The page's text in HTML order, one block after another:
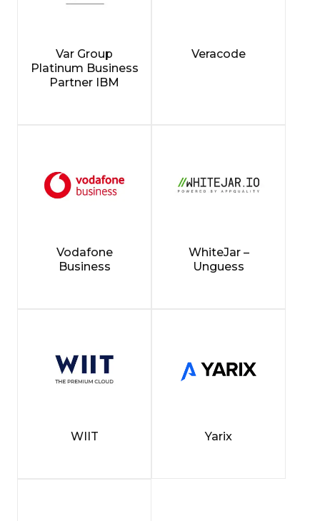
Var Group
Platinum Business
Partner IBM
Veracode
Vodafone
Business
WhiteJar –
Unguess
WIIT Yarix